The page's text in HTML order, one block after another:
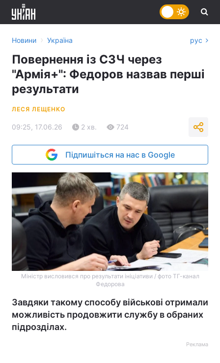
Новини › Україна рус
Повернення із СЗЧ через
"Армія+": Федоров назвав перші
результати
ЛЕСЯ ЛЕЩЕНКО
09:25, 17.06.26 2 хв. 724
Підпишіться на нас в Google
Міністр висловився про результати ініціативи / фото ТГ-канал
Федорова
Завдяки такому способу військові отримали
можливість продовжити службу в обраних
підрозділах.
Реклама